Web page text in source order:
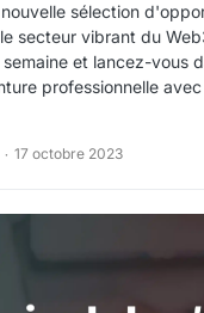
sélection
secteur vibrant du
et lancez-vous
professionnelle
17 octobre 2023